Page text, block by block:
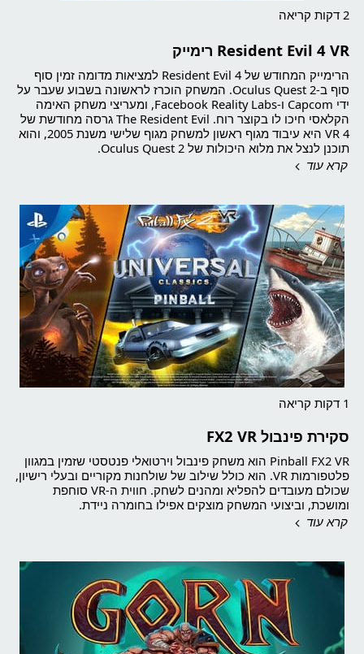
2 דקות קריאה
Resident Evil 4 VR רימייק
הרימייק המחודש של Resident Evil 4 למציאות מדומה זמין סוף
סוף ב-Oculus Quest 2. המשחק הוכרז לראשונה בשבוע שעבר על
ידי Capcom ו-Facebook Reality Labs, ומעריצי משחק האימה
הקלאסי חיכו לו בקוצר רוח. The Resident Evil גרסה מחודשת של
4 VR היא עיבוד מגוף ראשון למשחק מגוף שלישי משנת 2005, והוא
תוכנן לנצל את מלוא היכולות של Oculus Quest 2.
קרא עוד
1 דקות קריאה
סקירת פינבול FX2 VR
Pinball FX2 VR הוא משחק פינבול וירטואלי פנטסטי שזמין במגוון
פלטפורמות VR. הוא כולל שילוב של שולחנות מקוריים ובעלי רישיון,
שכולם מעובדים להפליא ומהנים לשחק. חווית ה-VR סוחפת
ומושכת, וביצועי המשחק מוצקים אפילו בחומרה ניידת.
קרא עוד